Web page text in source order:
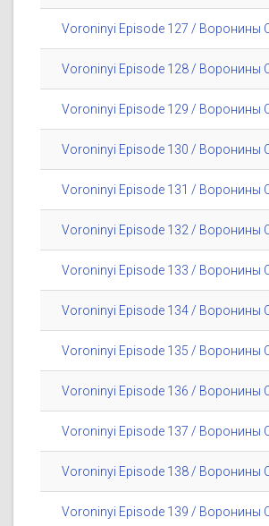
Voroninyi Episode 127 / Воронины
Voroninyi Episode 128 / Воронины
Voroninyi Episode 129 / Воронины
Voroninyi Episode 130 / Воронины
Voroninyi Episode 131 / Воронины
Voroninyi Episode 132 / Воронины
Voroninyi Episode 133 / Воронины
Voroninyi Episode 134 / Воронины
Voroninyi Episode 135 / Воронины
Voroninyi Episode 136 / Воронины
Voroninyi Episode 137 / Воронины
Voroninyi Episode 138 / Воронины
Voroninyi Episode 139 / Воронины